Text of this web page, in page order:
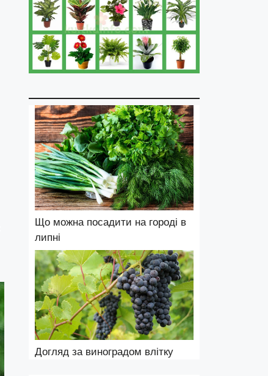
Що можна посадити на городі в
липні
Догляд за виноградом влітку